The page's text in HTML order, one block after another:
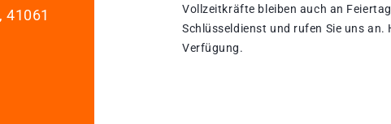
41061
Vollzeitkräfte bleiben auch an
Schlüsseldienst und rufen Sie uns
Verfügung.